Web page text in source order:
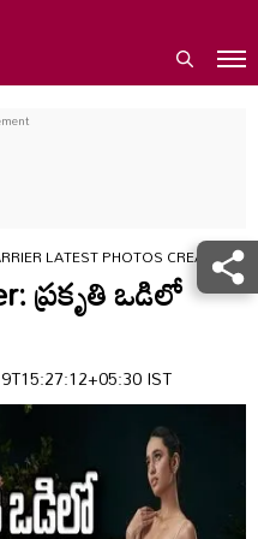
LATEST PHOTOS CREATES
ప్రకృతి ఒడిలో
IST